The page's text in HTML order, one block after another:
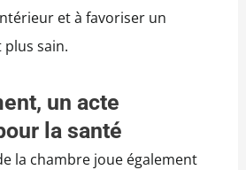
et à favoriser un
sain.
un acte
la santé
la chambre joue également